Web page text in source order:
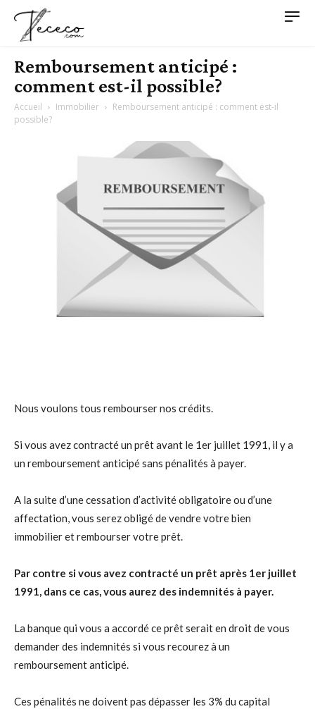
Remboursement anticipé :
comment est-il possible?
Accueil Immobilier
Remboursement anticipé : comment est-il
possible?
Nous voulons tous rembourser nos crédits.
Si vous avez contracté un prêt avant le 1er juillet 1991, il y a
un remboursement anticipé sans pénalités à payer.
A la suite d’une cessation d’activité obligatoire ou d’une
affectation, vous serez obligé de vendre votre bien
immobilier et rembourser votre prêt.
Par contre si vous avez contracté un prêt après 1er juillet
1991, dans ce cas, vous aurez des indemnités à payer.
La banque qui vous a accordé ce prêt serait en droit de vous
demander des indemnités si vous recourez à un
remboursement anticipé.
Ces pénalités ne doivent pas dépasser les 3% du capital